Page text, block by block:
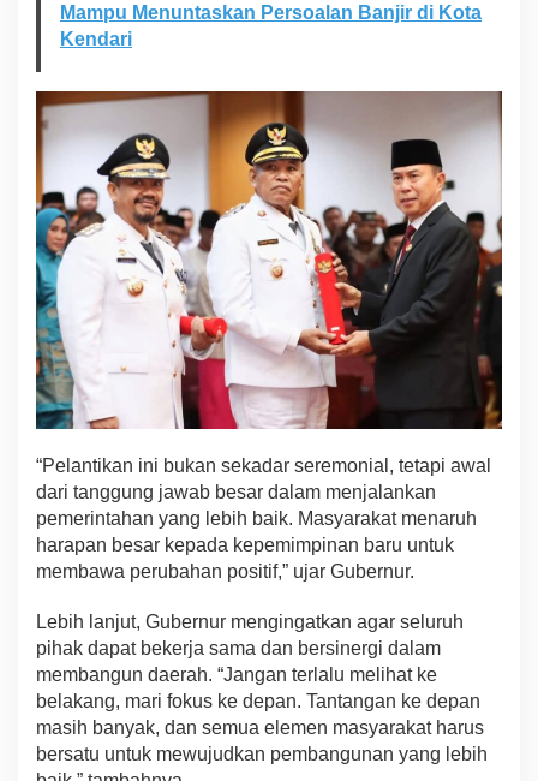
Mampu Menuntaskan Persoalan Banjir di Kota
Kendari
“Pelantikan ini bukan sekadar seremonial, tetapi awal
dari tanggung jawab besar dalam menjalankan
pemerintahan yang lebih baik. Masyarakat menaruh
harapan besar kepada kepemimpinan baru untuk
membawa perubahan positif,” ujar Gubernur.
Lebih lanjut, Gubernur mengingatkan agar seluruh
pihak dapat bekerja sama dan bersinergi dalam
membangun daerah. “Jangan terlalu melihat ke
belakang, mari fokus ke depan. Tantangan ke depan
masih banyak, dan semua elemen masyarakat harus
bersatu untuk mewujudkan pembangunan yang lebih